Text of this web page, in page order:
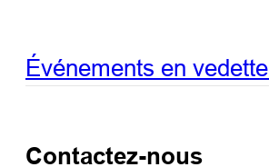
Événements en vedette
Contactez-nous